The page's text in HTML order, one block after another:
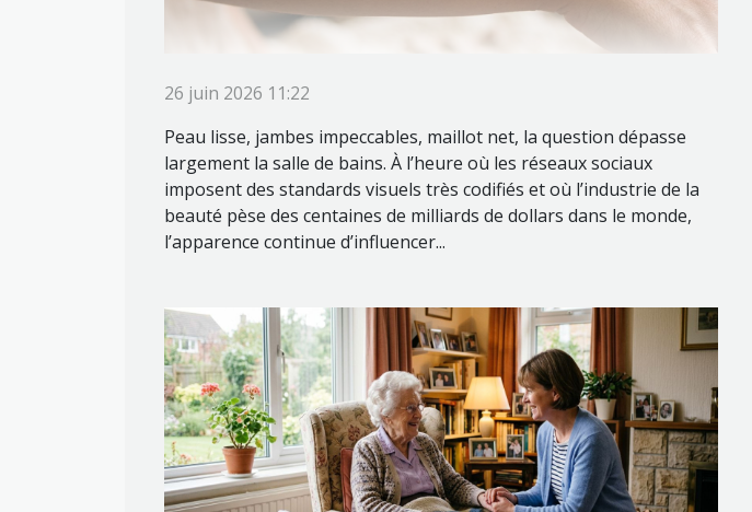
26 juin 2026 11:22
Peau lisse, jambes impeccables, maillot net, la question dépasse
largement la salle de bains. À l’heure où les réseaux sociaux
imposent des standards visuels très codifiés et où l’industrie de la
beauté pèse des centaines de milliards de dollars dans le monde,
l’apparence continue d’influencer...